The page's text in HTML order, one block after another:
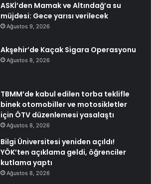
ASKİ’den Mamak ve Altındağ’a su
müjdesi: Gece yarısı verilecek
Ağustos 9, 2026
Akşehir’de Kaçak Sigara Operasyonu
Ağustos 8, 2026
TBMM’de kabul edilen torba teklifle
binek otomobiller ve motosikletler
için ÖTV düzenlemesi yasalaştı
Ağustos 8, 2026
Bilgi Üniversitesi yeniden açıldı!
YÖK’ten açıklama geldi, öğrenciler
kutlama yaptı
Ağustos 8, 2026